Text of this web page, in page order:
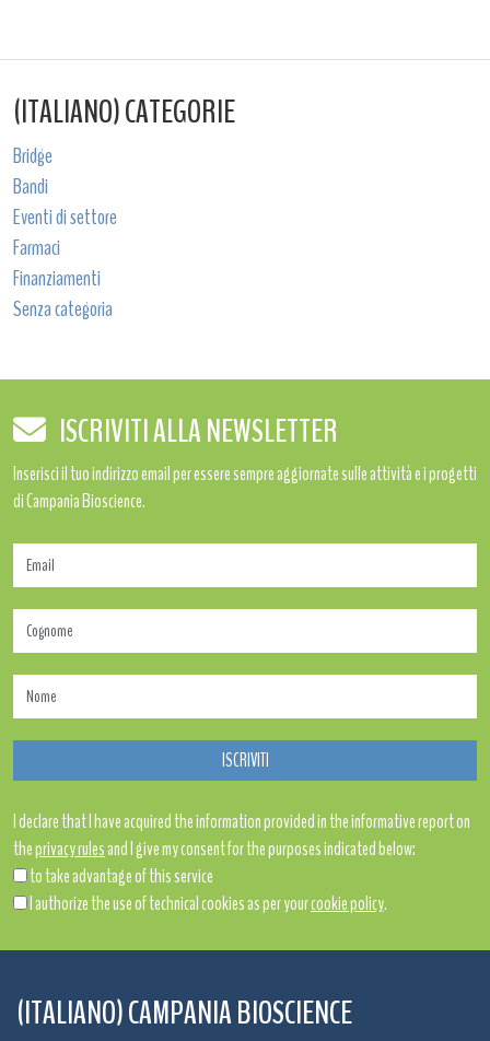
(ITALIANO) CATEGORIE
Bridge
Bandi
Eventi di settore
Farmaci
Finanziamenti
Senza categoria
ISCRIVITI ALLA NEWSLETTER
Inserisci il tuo indirizzo email per essere sempre aggiornate sulle attività e i progetti
di Campania Bioscience.
I declare that I have acquired the information provided in the informative report on
theprivacy rulesand I give my consent for the purposes indicated below:
to take advantage of this service
I authorize the use of technical cookies as per yourcookie policy.
(ITALIANO) CAMPANIA BIOSCIENCE